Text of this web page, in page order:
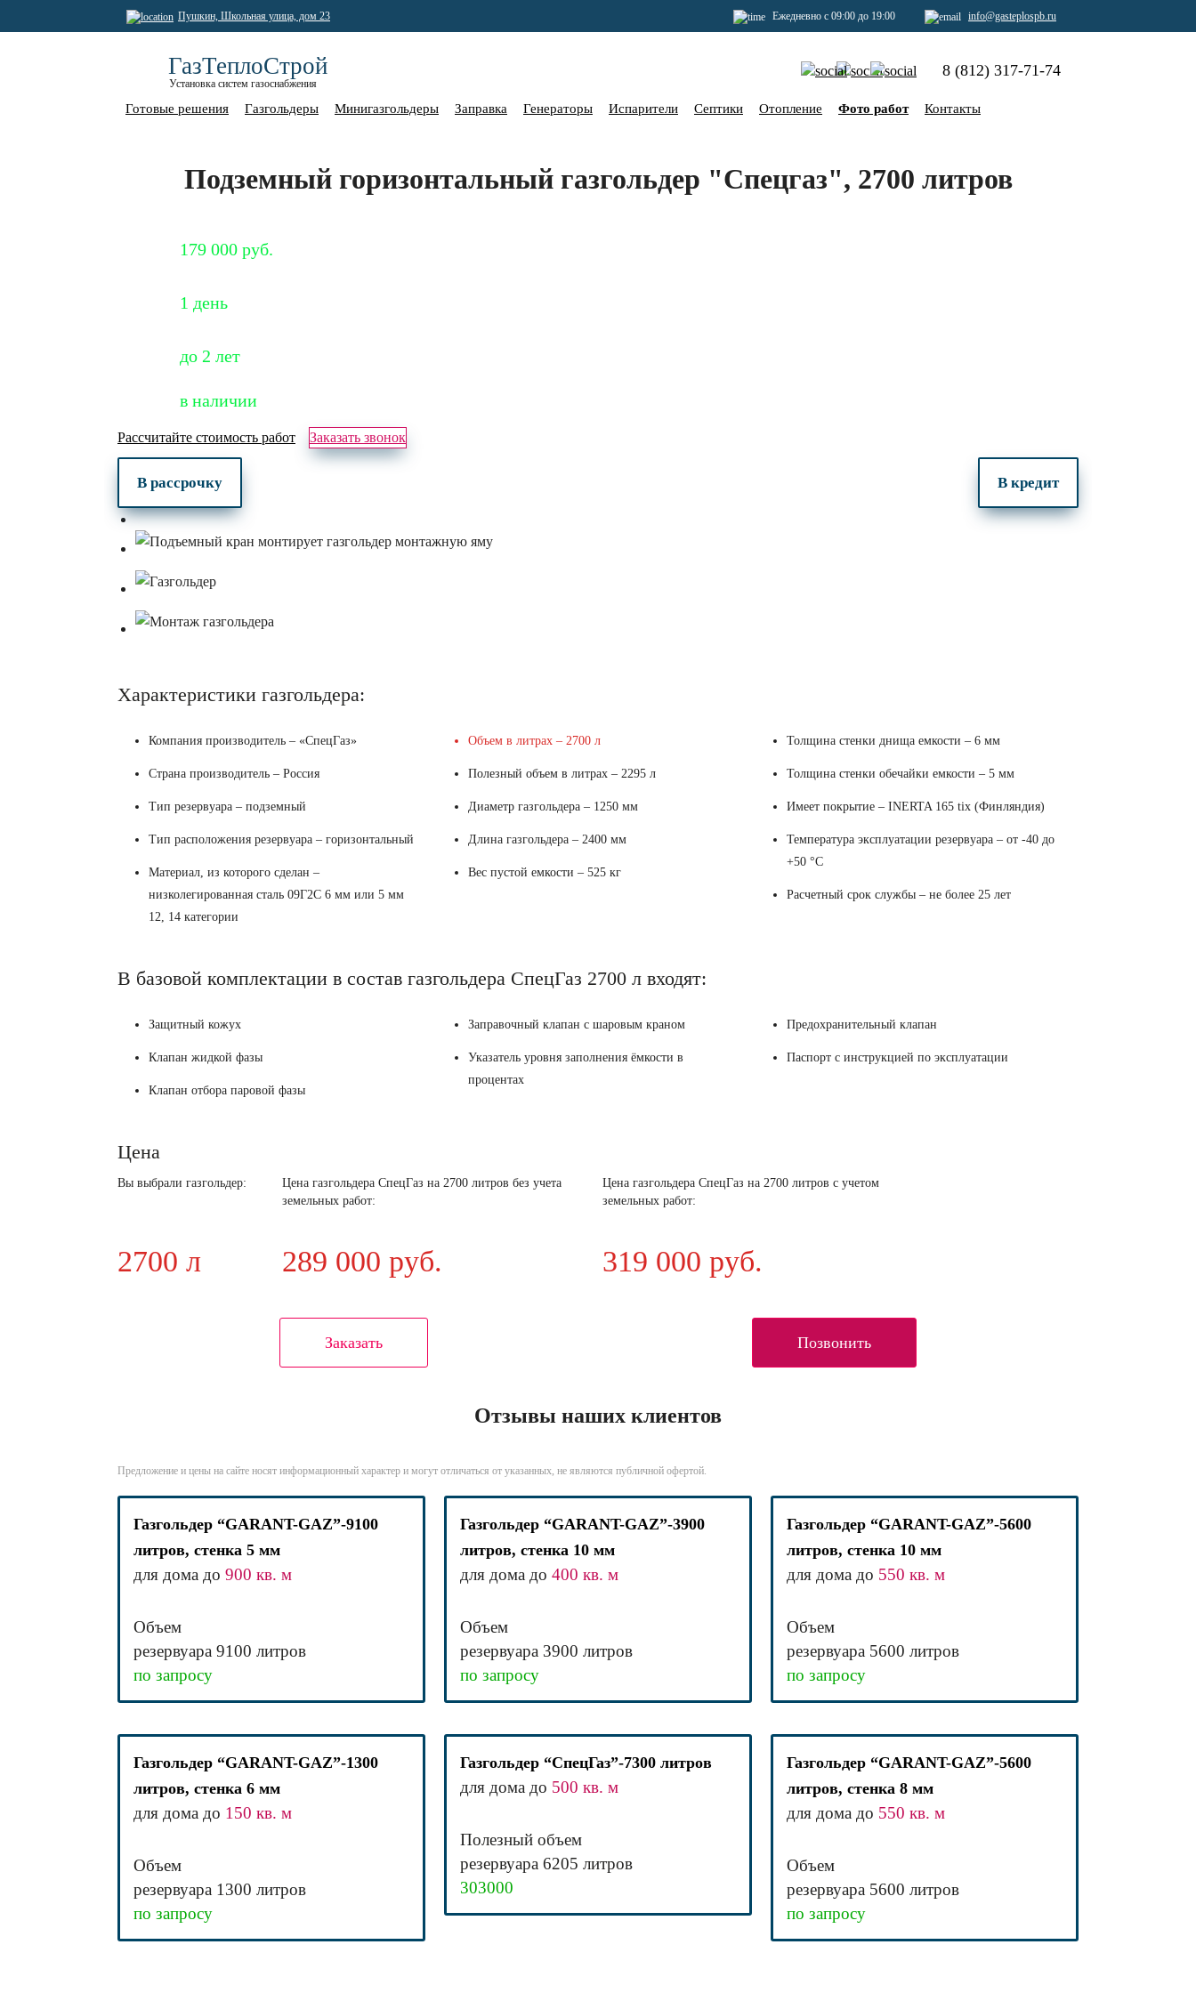
Пушкин, Школьная улица, дом 23 Ежедневно с 09:00 до 19:00 info@gasteplospb.ru
ГазТеплоСтрой
Установка систем газоснабжения
8 (812) 317-71-74
Готовые решения Газгольдеры Минигазгольдеры Заправка Генераторы Испарители Септики Отопление Фото работ Контакты
Подземный горизонтальный газгольдер "Спецгаз", 2700 литров
179 000 руб.
1 день
до 2 лет
в наличии
Рассчитайте стоимость работ Заказать звонок
В рассрочку В кредит
Характеристики газгольдера:
Компания производитель – «СпецГаз»
Страна производитель – Россия
Тип резервуара – подземный
Тип расположения резервуара – горизонтальный
Материал, из которого сделан –
низколегированная сталь 09Г2С 6 мм или 5 мм
12, 14 категории
Объем в литрах – 2700 л
Полезный объем в литрах – 2295 л
Диаметр газгольдера – 1250 мм
Длина газгольдера – 2400 мм
Вес пустой емкости – 525 кг
Толщина стенки днища емкости – 6 мм
Толщина стенки обечайки емкости – 5 мм
Имеет покрытие – INERTA 165 tix (Финляндия)
Температура эксплуатации резервуара – от -40 до
+50 °C
Расчетный срок службы – не более 25 лет
В базовой комплектации в состав газгольдера СпецГаз 2700 л входят:
Защитный кожух
Клапан жидкой фазы
Клапан отбора паровой фазы
Заправочный клапан с шаровым краном
Указатель уровня заполнения ёмкости в
процентах
Предохранительный клапан
Паспорт с инструкцией по эксплуатации
Цена
Вы выбрали газгольдер:
2700 л
Цена газгольдера СпецГаз на 2700 литров без учета
земельных работ:
289 000 руб.
Цена газгольдера СпецГаз на 2700 литров с учетом
земельных работ:
319 000 руб.
Заказать Позвонить
Отзывы наших клиентов
Предложение и цены на сайте носят информационный характер и могут отличаться от указанных, не являются публичной офертой.
Газгольдер “GARANT-GAZ”-9100
литров, стенка 5 мм
для дома до 900 кв. м
Объем
резервуара 9100 литров
по запросу
Газгольдер “GARANT-GAZ”-3900
литров, стенка 10 мм
для дома до400 кв. м
Объем
резервуара 3900 литров
по запросу
Газгольдер “GARANT-GAZ”-5600
литров, стенка 10 мм
для дома до 550 кв. м
Объем
резервуара 5600 литров
по запросу
Газгольдер “GARANT-GAZ”-1300
литров, стенка 6 мм
для дома до 150 кв. м
Объем
резервуара 1300 литров
по запросу
Газгольдер “СпецГаз”-7300 литров
для дома до 500 кв. м
Полезный объем
резервуара 6205 литров
303000
Газгольдер “GARANT-GAZ”-5600
литров, стенка 8 мм
для дома до 550 кв. м
Объем
резервуара 5600 литров
по запросу